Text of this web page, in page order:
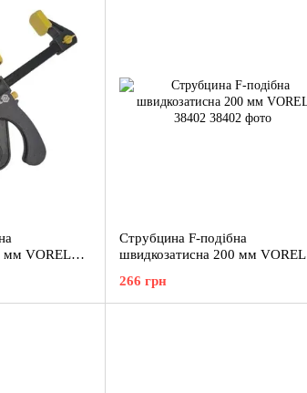
мм VOREL
Струбцина F-подібна
швидкозатисна 200 мм VOREL
266 грн